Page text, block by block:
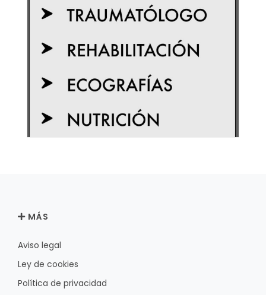
MÁS
Aviso legal
Ley de cookies
Política de privacidad